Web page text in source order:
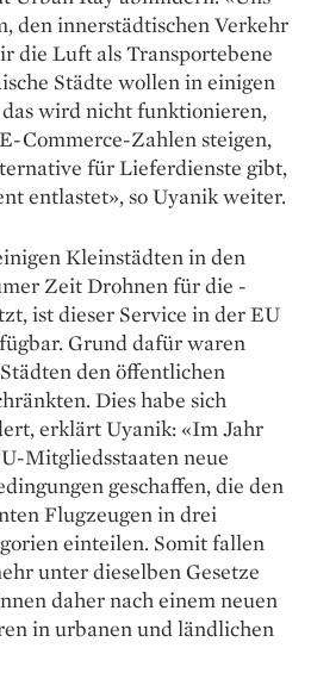
den innerstädtischen Verkehr
die Luft als Transportebene
Städte wollen in einigen
wird nicht funktionieren,
Commerce-Zahlen steigen,
für Lieferdienste gibt,
entlastet», so Uyanik weiter.
Kleinstädten in den
Zeit Drohnen für die
ist dieser Service in der EU
Grund dafür waren
den öffentlichen
Dies habe sich
erklärt Uyanik: «Im Jahr
Mitgliedsstaaten neue
geschaffen, die den
Flug­zeugen in drei
einteilen. Somit fallen
unter dieselben Gesetze
daher nach einem neuen
in urbanen und ländlichen